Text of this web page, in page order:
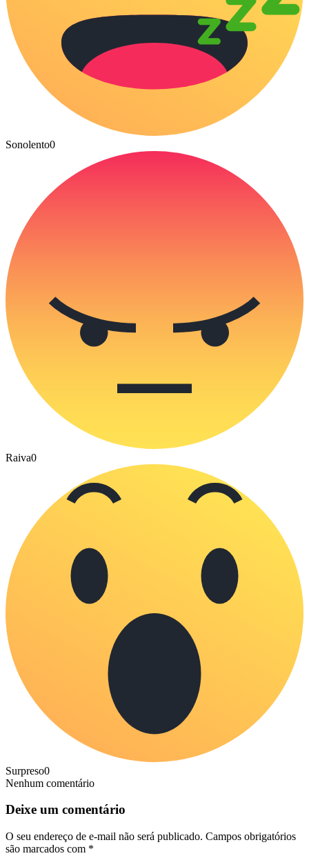
Sonolento0
Raiva0
Surpreso0
Nenhum comentário
Deixe um comentário
O seu endereço de e-mail não será publicado. Campos obrigatórios
são marcados com *